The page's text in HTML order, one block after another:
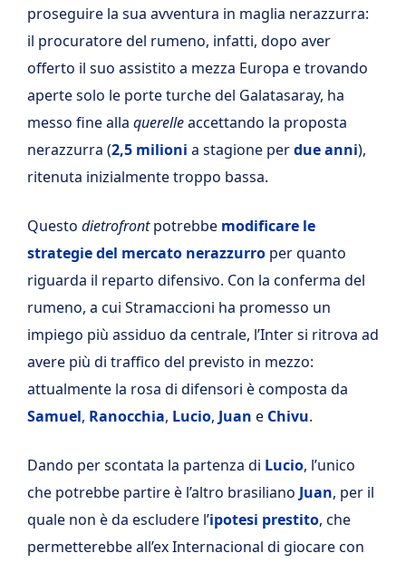
proseguire la sua avventura in maglia nerazzurra:
il procuratore del rumeno, infatti, dopo aver
offerto il suo assistito a mezza Europa e trovando
aperte solo le porte turche del Galatasaray, ha
messo fine alla querelleaccettando la proposta
nerazzurra (2,5 milioni a stagione perdue anni),
ritenuta inizialmente troppo bassa.
Questo dietrofrontpotrebbe modificare le
strategie del mercato nerazzurro per quanto
riguarda il reparto difensivo. Con la conferma del
rumeno, a cui Stramaccioni ha promesso un
impiego più assiduo da centrale, l’Inter si ritrova ad
avere più di traffico del previsto in mezzo:
attualmente la rosa di difensori è composta da
Samuel, Ranocchia, Lucio, Juan e Chivu.
Dando per scontata la partenza di Lucio, l’unico
che potrebbe partire è l’altro brasiliano Juan, per il
quale non è da escludere l’ipotesi prestito, che
permetterebbe all’ex Internacional di giocare con